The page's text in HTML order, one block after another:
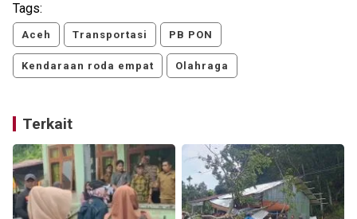
Tags:
Aceh Transportasi PB PON
Kendaraan roda empat Olahraga
Terkait